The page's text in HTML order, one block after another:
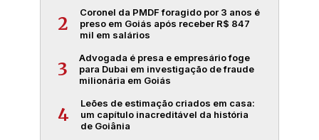
2
Coronel da PMDF foragido por 3 anos é
preso em Goiás após receber R$ 847
mil em salários
3
Advogada é presa e empresário foge
para Dubai em investigação de fraude
milionária em Goiás
4
Leões de estimação criados em casa:
um capítulo inacreditável da história
de Goiânia